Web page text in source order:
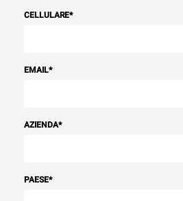
CELLULARE*
EMAIL*
AZIENDA*
PAESE*